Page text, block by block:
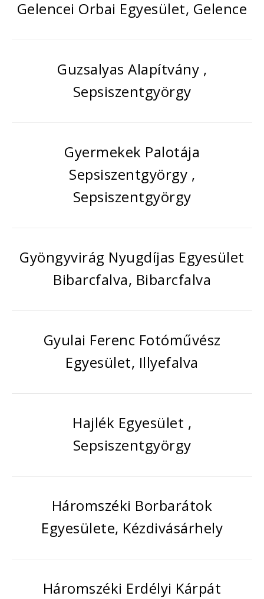
Gelencei Orbai Egyesület, Gelence
Guzsalyas Alapítvány ,
Sepsiszentgyörgy
Gyermekek Palotája
Sepsiszentgyörgy ,
Sepsiszentgyörgy
Gyöngyvirág Nyugdíjas Egyesület
Bibarcfalva, Bibarcfalva
Gyulai Ferenc Fotóművész
Egyesület, Illyefalva
Hajlék Egyesület ,
Sepsiszentgyörgy
Háromszéki Borbarátok
Egyesülete, Kézdivásárhely
Háromszéki Erdélyi Kárpát